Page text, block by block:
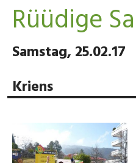
Rüüdige
Samstag, 25.02.17
Kriens